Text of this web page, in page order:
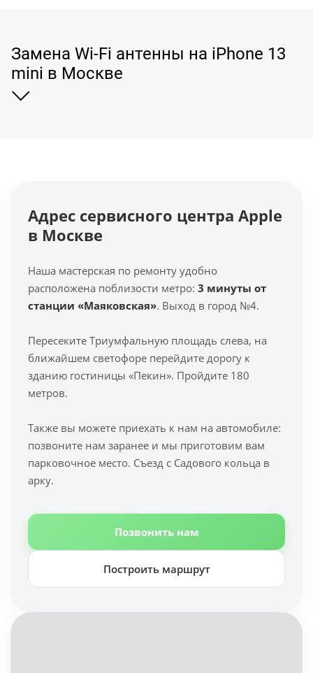
Замена Wi-Fi антенны на iPhone 13
mini в Москве
Адрес сервисного центра Apple
в Москве
Наша мастерская по ремонту удобно
расположена поблизости метро: 3 минуты от
станции «Маяковская». Выход в город №4.
Пересеките Триумфальную площадь слева, на
ближайшем светофоре перейдите дорогу к
зданию гостиницы «Пекин». Пройдите 180
метров.
Также вы можете приехать к нам на автомобиле:
позвоните нам заранее и мы приготовим вам
парковочное место. Съезд с Садового кольца в
арку.
Позвонить нам
Построить маршрут